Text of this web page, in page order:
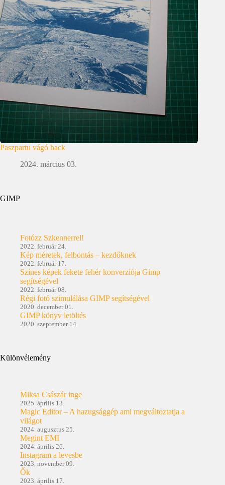
Paszpartu vágó hack
2024. március 03.
GIMP
Fotózz Szkennerrel!
2022. február 24.
Kép méretek, felbontás – kezdőknek
2022. február 17.
Színes képek fekete fehér konverziója Gimp
segítségével
2022. február 08.
Régi fotó szimulálása GIMP segítségével
2020. december 01.
GIMP könyv letöltés
2020. szeptember 14.
Különvélemény
Miksa Császár inge
2025. április 13.
Magic Editor – A hazugsággép ami megváltoztatja a
világot
2024. augusztus 25.
Megint EMI
2024. április 26.
Instagram a levesbe
2023. november 09.
Ők
2023. április 17.